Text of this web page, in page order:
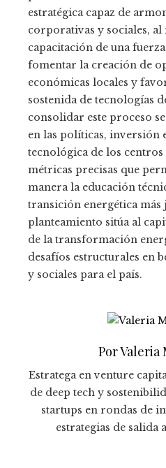
estratégica capaz de
corporativas y sociales,
capacitación de una
fomentar la creación de
económicas locales y
sostenida de tecnologías
consolidar este proceso
en las políticas, inversión
tecnológica de los
métricas precisas que
manera la educación
transición energética más
planteamiento sitúa al
de la transformación
desafíos estructurales en
y sociales para el país.
Por Valeria
Estratega en venture
de deep tech y
startups en rondas de
estrategias de salida